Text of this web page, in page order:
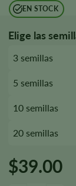
EN STOCK
Elige las
3 semillas
5 semillas
10 semillas
20 semillas
$39.00